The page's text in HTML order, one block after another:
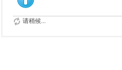
请稍候...